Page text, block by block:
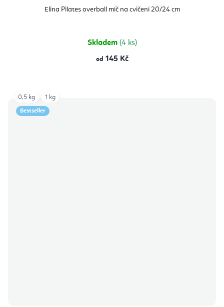
Elina Pilates overball míč na cvičení 20/24 cm
Skladem (4 ks)
od 145 Kč
Bestseller
0,5 kg 1 kg